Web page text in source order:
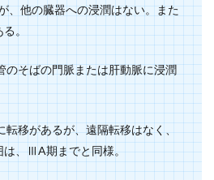
、他の臓器への浸潤はない。また
る。
のそばの門脈または肝動脈に浸潤
転移があるが、遠隔転移はなく、
は、ⅢA期までと同様。